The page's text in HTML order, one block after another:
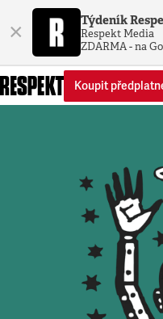
× Týdeník
Respekt Media
ZDARMA - na
Koupit